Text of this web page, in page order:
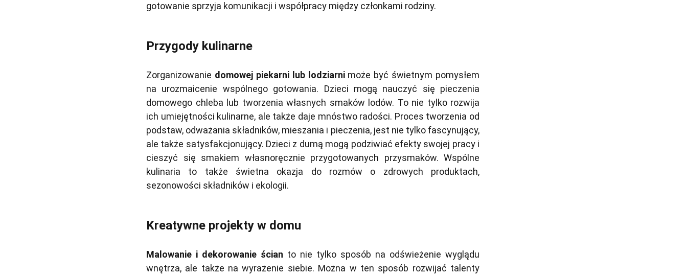
gotowanie sprzyja komunikacji i współpracy między członkami rodziny.
Przygody kulinarne
Zorganizowanie domowej piekarni lub lodziarnimoże być świetnym pomysłem
na urozmaicenie wspólnego gotowania. Dzieci mogą nauczyć się pieczenia
domowego chleba lub tworzenia własnych smaków lodów. To nie tylko rozwija
ich umiejętności kulinarne, ale także daje mnóstwo radości. Proces tworzenia od
podstaw, odważania składników, mieszania i pieczenia, jest nie tylko fascynujący,
ale także satysfakcjonujący. Dzieci z dumą mogą podziwiać efekty swojej pracy i
cieszyć się smakiem własnoręcznie przygotowanych przysmaków. Wspólne
kulinaria to także świetna okazja do rozmów o zdrowych produktach,
sezonowości składników i ekologii.
Kreatywne projekty w domu
Malowanie i dekorowanie ścian to nie tylko sposób na odświeżenie wyglądu
wnętrza, ale także na wyrażenie siebie. Można w ten sposób rozwijać talenty